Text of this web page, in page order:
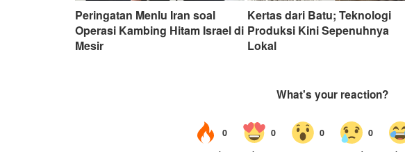
Peringatan Menlu Iran soal
Operasi Kambing Hitam Israel di
Mesir
Kertas dari Batu; Teknologi
Produksi Kini Sepenuhnya
Lokal